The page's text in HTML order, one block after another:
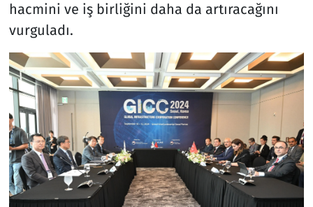
hacmini ve iş birliğini daha da artıracağını
vurguladı.